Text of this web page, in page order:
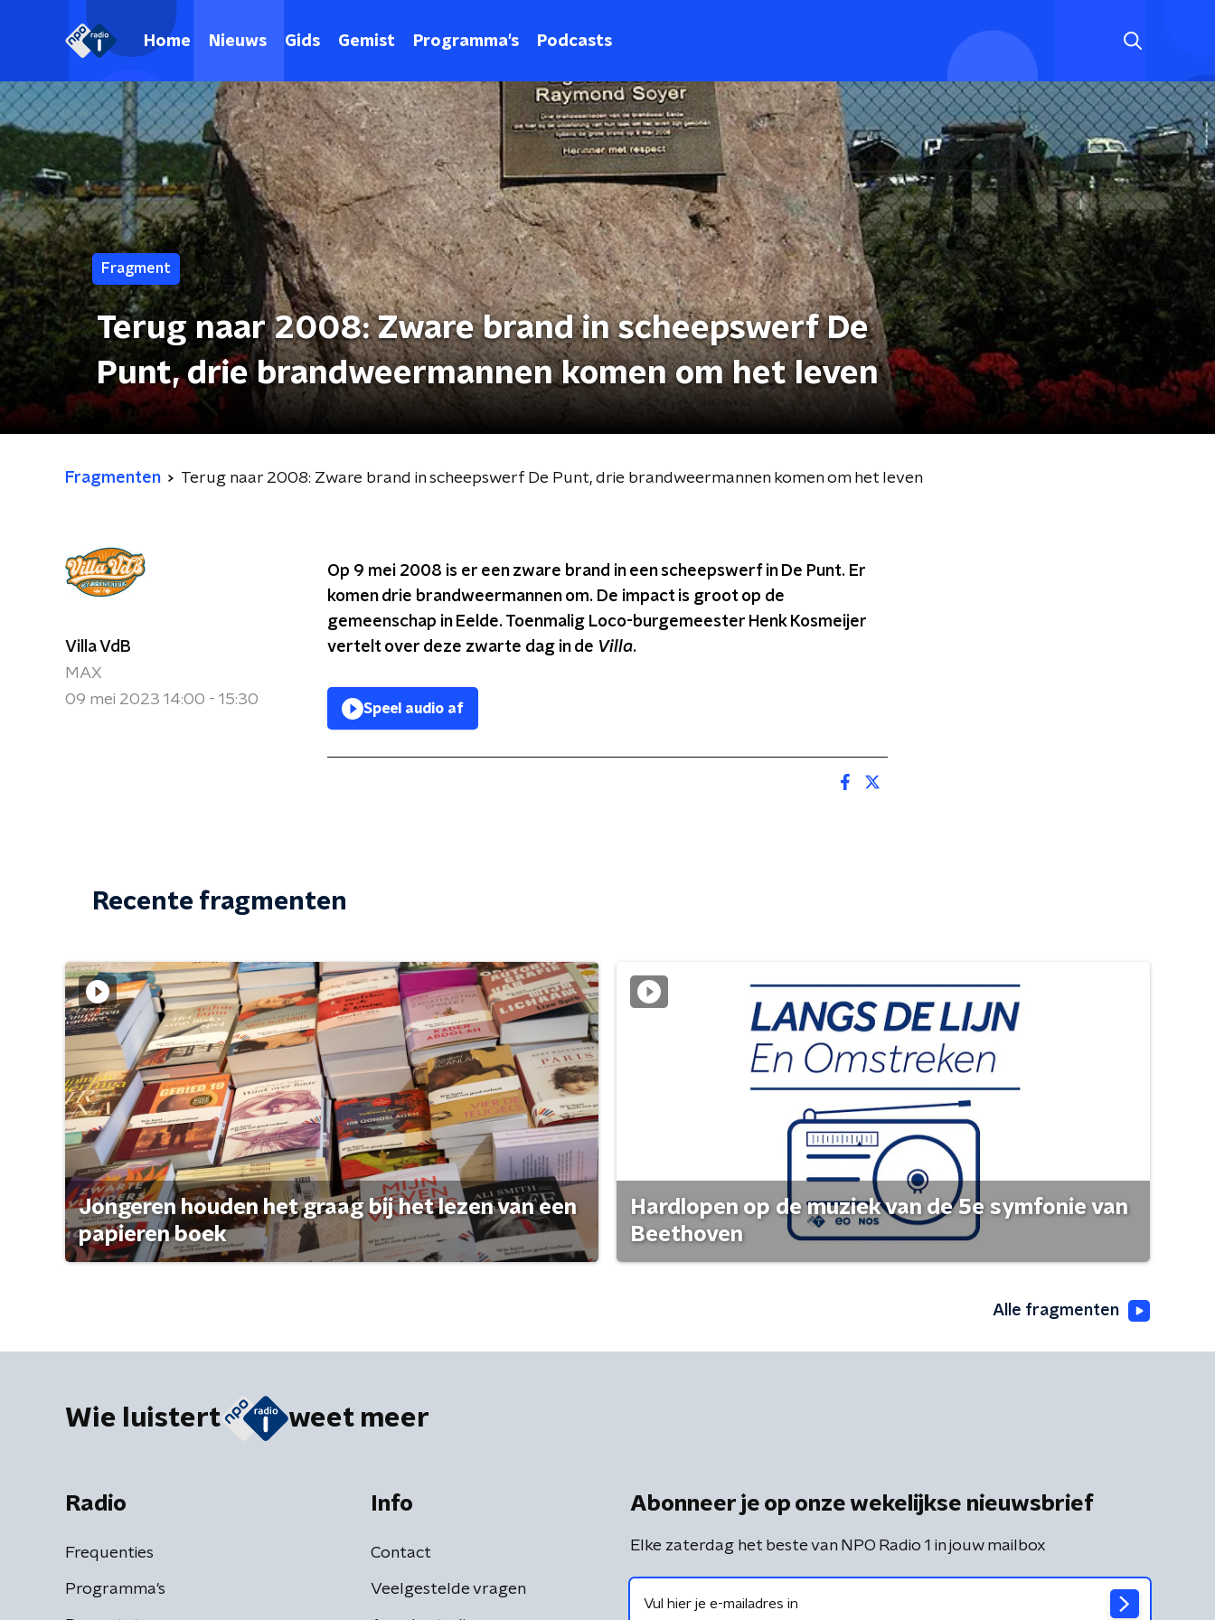
Home Nieuws Gids Gemist Programma's Podcasts
Fragment
Terug naar 2008: Zware brand in scheepswerf De
Punt, drie brandweermannen komen om het leven
Fragmenten Terug naar 2008: Zware brand in scheepswerf De Punt, drie brandweermannen komen om het leven
Villa VdB
MAX
09 mei 2023 14:00 - 15:30
Op 9 mei 2008 is er een zware brand in een scheepswerf in De Punt. Er
komen drie brandweermannen om. De impact is groot op de
gemeenschap in Eelde. Toenmalig Loco-burgemeester Henk Kosmeijer
vertelt over deze zwarte dag in de Villa.
Speel audio af
Recente fragmenten
Jongeren houden het graag bij het lezen van een
papieren boek
Hardlopen op de muziek van de 5e symfonie van
Beethoven
Alle fragmenten
Wie luistert weet meer
Radio
Frequenties
Programma's
Info
Contact
Veelgestelde vragen
Abonneer je op onze wekelijkse nieuwsbrief
Elke zaterdag het beste van NPO Radio 1 in jouw mailbox